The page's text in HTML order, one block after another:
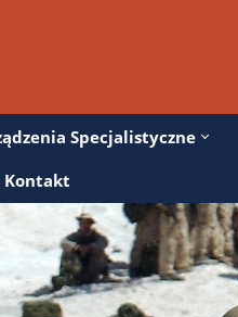
Specjalistyczne
Kontakt